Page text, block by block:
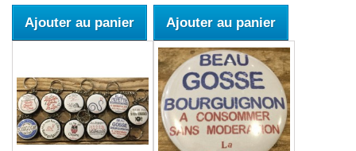
Ajouter au panier Ajouter au panier